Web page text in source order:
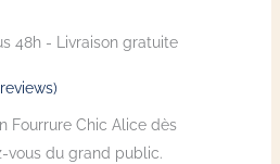
48h - Livraison gratuite
Fourrure Chic Alice dès
vous du grand public.